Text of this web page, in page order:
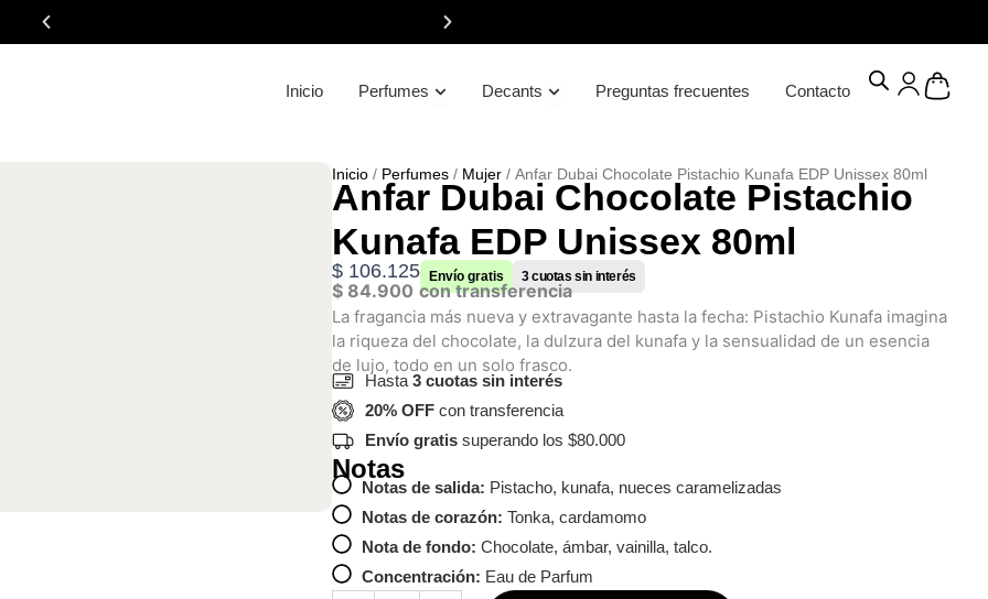
Inicio Perfumes Open Perfumes
Decants Open Decants
Preguntas frecuentes Contacto Cart
Inicio/ Perfumes/ Mujer/ Anfar Dubai Chocolate Pistachio Kunafa EDP Unissex 80ml
Anfar Dubai Chocolate Pistachio
Kunafa EDP Unissex 80ml
$106.125 Envío gratis 3 cuotas sin interés
$84.900 con transferencia
La fragancia más nueva y extravagante hasta la fecha: Pistachio Kunafa imagina
la riqueza del chocolate, la dulzura del kunafa y la sensualidad de un esencia
de lujo, todo en un solo frasco.
Hasta 3 cuotas sin interés
20% OFFcon transferencia
Envío gratissuperando los $80.000
Notas
Notas de salida: Pistacho, kunafa, nueces caramelizadas
Notas de corazón: Tonka, cardamomo
Nota de fondo: Chocolate, ámbar, vainilla, talco.
Concentración: Eau de Parfum